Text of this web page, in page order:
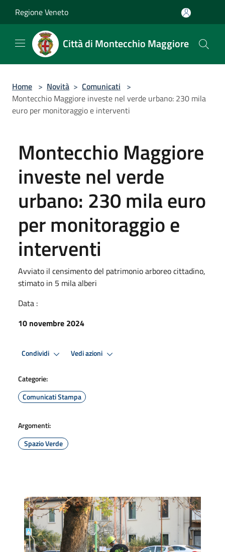
Regione Veneto
Città di Montecchio Maggiore
Home > Novità > Comunicati >
Montecchio Maggiore investe nel verde urbano: 230 mila
euro per monitoraggio e interventi
Montecchio Maggiore
investe nel verde
urbano: 230 mila euro
per monitoraggio e
interventi
Avviato il censimento del patrimonio arboreo cittadino,
stimato in 5 mila alberi
Data :
10 novembre 2024
Condividi Vedi azioni
Categorie:
Comunicati Stampa
Argomenti:
Spazio Verde